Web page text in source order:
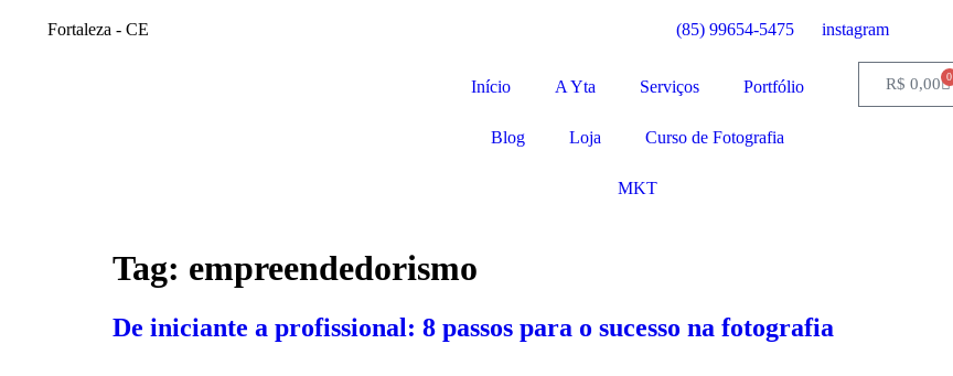
Fortaleza - CE (85) 99654-5475 instagram
Início A Yta Serviços Portfólio
Blog Loja Curso de Fotografia
MKT
R$ 0,00 0
Tag: empreendedorismo
De iniciante a profissional: 8 passos para o sucesso na fotografia